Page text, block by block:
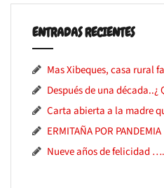
ENTRADAS RECIENTES
Mas Xibeques, casa rural
Después de una década..¿
Carta abierta a la madre
ERMITAÑA POR PANDEMIA
Nueve años de felicidad